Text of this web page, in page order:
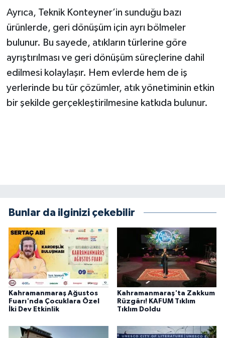
Ayrıca, Teknik Konteyner’in sunduğu bazı
ürünlerde, geri dönüşüm için ayrı bölmeler
bulunur. Bu sayede, atıkların türlerine göre
ayrıştırılması ve geri dönüşüm süreçlerine dahil
edilmesi kolaylaşır. Hem evlerde hem de iş
yerlerinde bu tür çözümler, atık yönetiminin etkin
bir şekilde gerçekleştirilmesine katkıda bulunur.
Bunlar da ilginizi çekebilir
Kahramanmaraş Ağustos
Fuarı'nda Çocuklara Özel
İki Dev Etkinlik
Kahramanmaraş'ta Zakkum
Rüzgârı! KAFUM Tıklım
Tıklım Doldu
TARİH
Genel
YEREL
SEÇİM 2015
ÇEVRE
BİLİM VE TEKNOLOJİ
YARIŞMALAR
TANITIM